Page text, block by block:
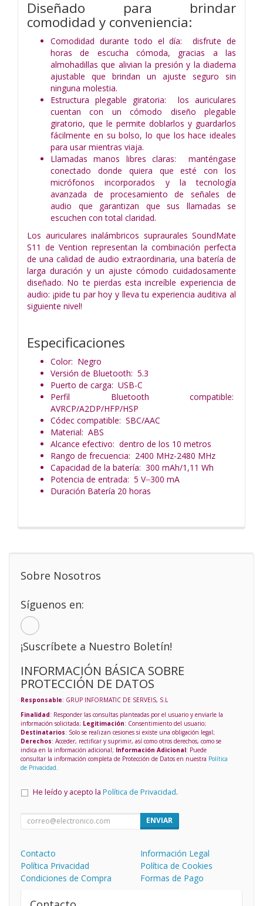
Diseñado para brindar
comodidad y conveniencia:
Comodidad durante todo el día: disfrute de
horas de escucha cómoda, gracias a las
almohadillas que alivian la presión y la diadema
ajustable que brindan un ajuste seguro sin
ninguna molestia.
Estructura plegable giratoria: los auriculares
cuentan con un cómodo diseño plegable
giratorio, que le permite doblarlos y guardarlos
fácilmente en su bolso, lo que los hace ideales
para usar mientras viaja.
Llamadas manos libres claras: manténgase
conectado donde quiera que esté con los
micrófonos incorporados y la tecnología
avanzada de procesamiento de señales de
audio que garantizan que sus llamadas se
escuchen con total claridad.
Los auriculares inalámbricos supraurales SoundMate
S11 de Vention representan la combinación perfecta
de una calidad de audio extraordinaria, una batería de
larga duración y un ajuste cómodo cuidadosamente
diseñado. No te pierdas esta increíble experiencia de
audio: ¡pide tu par hoy y lleva tu experiencia auditiva al
siguiente nivel!
Especificaciones
Color: Negro
Versión de Bluetooth: 5.3
Puerto de carga: USB-C
Perfil Bluetooth compatible:
AVRCP/A2DP/HFP/HSP
Códec compatible: SBC/AAC
Material: ABS
Alcance efectivo: dentro de los 10 metros
Rango de frecuencia: 2400 MHz-2480 MHz
Capacidad de la batería: 300 mAh/1,11 Wh
Potencia de entrada: 5 V⎓300 mA
Duración Batería 20 horas
Sobre Nosotros
Síguenos en:
¡Suscríbete a Nuestro Boletín!
INFORMACIÓN BÁSICA SOBRE
PROTECCIÓN DE DATOS
Responsable: GRUP INFORMATIC DE SERVEIS, S.L
Finalidad: Responder las consultas planteadas por el usuario y enviarle la
información solicitada; Legitimación: Consentimiento del usuario;
Destinatarios: Solo se realizan cesiones si existe una obligación legal;
Derechos: Acceder, rectificar y suprimir, así como otros derechos, como se
indica en la información adicional; Información Adicional: Puede
consultar la información completa de Protección de Datos en nuestra Política
de Privacidad
He leído y acepto la Política de Privacidad.
ENVIAR
Contacto
Información Legal
Política Privacidad
Política de Cookies
Condiciones de Compra
Formas de Pago